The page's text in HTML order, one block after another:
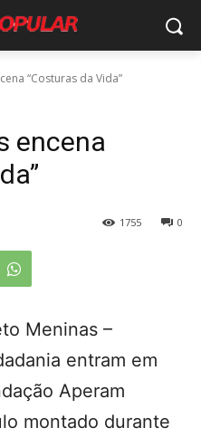
“Costuras da Vida”
encena
0
1755
Meninas –
entram em
Aperam
montado durante